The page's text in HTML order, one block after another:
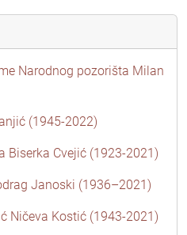
Narodnog pozorišta Milan
(1945-2022)
Biserka Cvejić (1923-2021)
Janoski (1936–2021)
Ničeva Kostić (1943-2021)